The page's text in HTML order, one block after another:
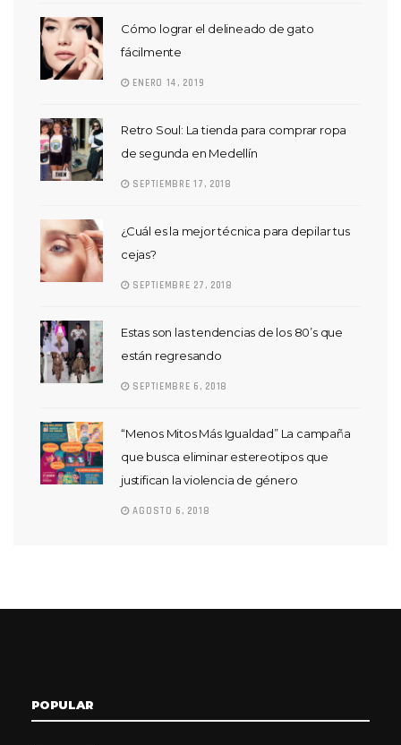
Cómo lograr el delineado de gato
fácilmente
ENERO 14, 2019
Retro Soul: La tienda para comprar ropa
de segunda en Medellín
SEPTIEMBRE 17, 2018
¿Cuál es la mejor técnica para depilar tus
cejas?
SEPTIEMBRE 27, 2018
Estas son las tendencias de los 80’s que
están regresando
SEPTIEMBRE 6, 2018
“Menos Mitos Más Igualdad” La campaña
que busca eliminar estereotipos que
justifican la violencia de género
AGOSTO 6, 2018
POPULAR